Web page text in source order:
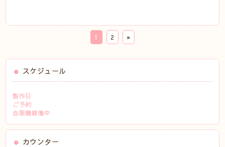
1 2 »
スケジュール
製作日
ご予約
自販機稼働中
カウンター